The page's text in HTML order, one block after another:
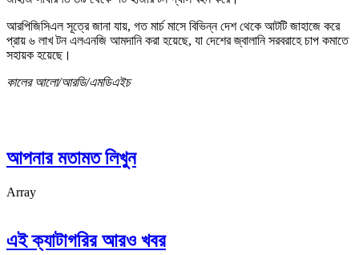
আরপিজিসিএল সূত্রে জানা যায়, গত মার্চ মাসে বিভিন্ন দেশ থেকে আটটি জাহাজে করে
প্রায় ৬ লাখ টন এলএনজি আমদানি করা হয়েছে, যা দেশের জ্বালানি সরবরাহে চাপ কমাতে
সহায়ক হয়েছে।
কালের আলো/আরডি/এমডিএইচ
আপনার মতামত লিখুন
Array
এই ক্যাটাগরির আরও খবর